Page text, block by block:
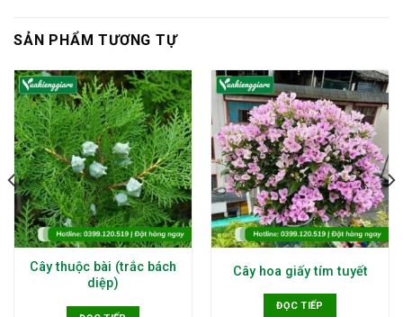
SẢN PHẨM TƯƠNG TỰ
Cây thuộc bài (trắc bách
diệp)
Cây hoa giấy tím tuyết
ĐỌC TIẾP